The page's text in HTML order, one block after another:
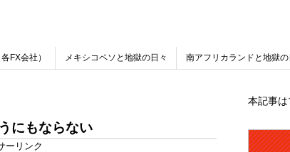
FX会社） メキシコペソと地獄の日々 南アフリカランドと地獄
にもならない
ーリンク
本記事